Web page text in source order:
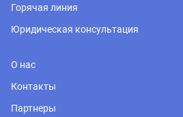
Горячая линия
Юридическая консультация
О нас
Контакты
Партнеры